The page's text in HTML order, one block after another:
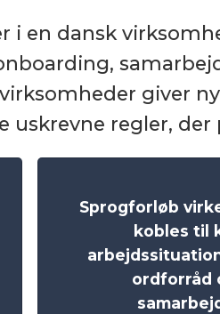
i en dansk
giver
uskrevne regler,
Sprogforløb
kobles til
ordforråd